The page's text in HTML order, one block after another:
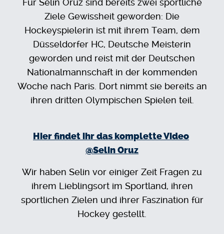
Für Selin Oruz sind bereits zwei sportliche
Ziele Gewissheit geworden: Die
Hockeyspielerin ist mit ihrem Team, dem
Düsseldorfer HC, Deutsche Meisterin
geworden und reist mit der Deutschen
Nationalmannschaft in der kommenden
Woche nach Paris. Dort nimmt sie bereits an
ihren dritten Olympischen Spielen teil.
Hier findet ihr das komplette Video
@Selin Oruz
Wir haben Selin vor einiger Zeit Fragen zu
ihrem Lieblingsort im Sportland, ihren
sportlichen Zielen und ihrer Faszination für
Hockey gestellt.